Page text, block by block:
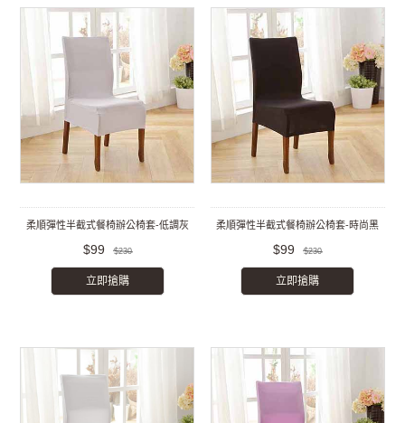
柔順彈性半截式餐椅辦公椅套-低調灰
$99 $230
立即搶購
柔順彈性半截式餐椅辦公椅套-時尚黑
$99 $230
立即搶購